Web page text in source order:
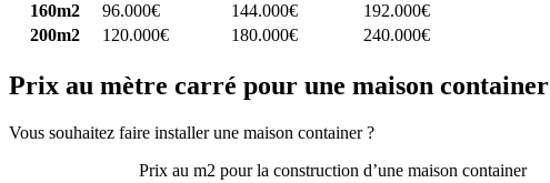
160m2
96.000€ 144.000€
192.000€
200m2
120.000€ 180.000€ 240.000€
Prix au mètre carré pour une maison container
Vous souhaitez faire installer une maison container ?
Prix au m2 pour la construction d’une maison container